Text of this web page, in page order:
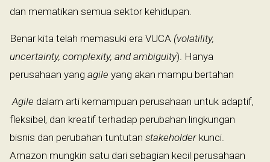
dan mematikan semua sektor kehidupan.
Benar kita telah memasuki era VUCA (volatility,
uncertainty, complexity, and ambiguity). Hanya
perusahaan yang agile yang akan mampu bertahan
Agile dalam arti kemampuan perusahaan untuk adaptif,
fleksibel, dan kreatif terhadap perubahan lingkungan
bisnis dan perubahan tuntutan stakeholder kunci.
Amazon mungkin satu dari sebagian kecil perusahaan